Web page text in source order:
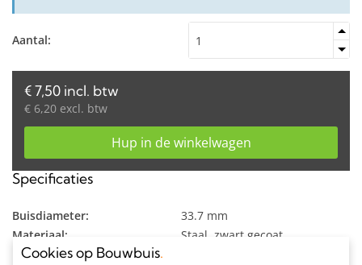
Aantal:
€ 7,50 incl. btw
€ 6,20 excl. btw
Hup in de winkelwagen
Specificaties
Buisdiameter:
33.7 mm
Materiaal:
Staal, zwart gecoat
Kleur:
Cookies op Bouwbuis.